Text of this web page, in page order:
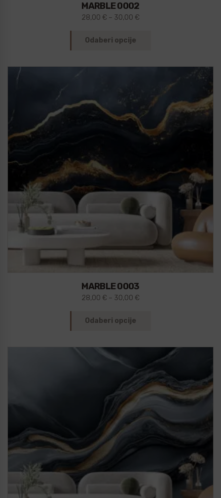
MARBLE 0002
28,00 € – 30,00 €
Odaberi opcije
MARBLE 0003
28,00 € – 30,00 €
Odaberi opcije